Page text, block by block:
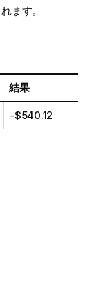
ます。
結果
-$540.12